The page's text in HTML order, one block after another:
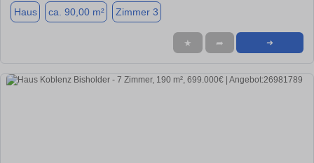
Haus ca. 90,00 m² Zimmer 3
★ ➦ ➜